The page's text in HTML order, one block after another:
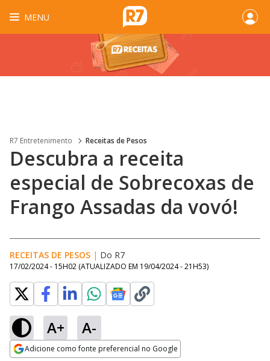
MENU
R7 Entretenimento Receitas de Pesos
Descubra a receita
especial de Sobrecoxas de
Frango Assadas da vovó!
RECEITAS DE PESOS | Do R7
17/02/2024 - 15H02 (ATUALIZADO EM 19/04/2024 - 21H53)
A+ A-
Adicione como fonte preferencial no Google